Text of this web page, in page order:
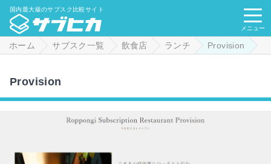
国内最大級のサブスク比較サイト
メニュー
ホーム サブスク一覧 飲食店 ランチ Provision
Provision